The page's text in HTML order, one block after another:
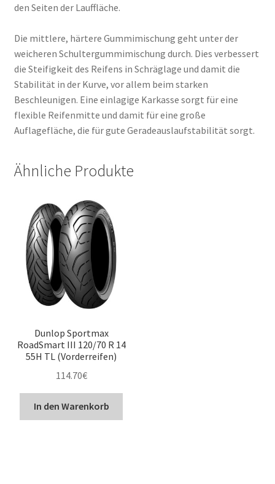
den Seiten der Lauffläche.
Die mittlere, härtere Gummimischung geht unter der
weicheren Schultergummimischung durch. Dies verbessert
die Steifigkeit des Reifens in Schräglage und damit die
Stabilität in der Kurve, vor allem beim starken
Beschleunigen. Eine einlagige Karkasse sorgt für eine
flexible Reifenmitte und damit für eine große
Auflagefläche, die für gute Geradeauslaufstabilität sorgt.
Ähnliche Produkte
Dunlop Sportmax
RoadSmart III 120/70 R 14
55H TL (Vorderreifen)
114.70€
In den Warenkorb